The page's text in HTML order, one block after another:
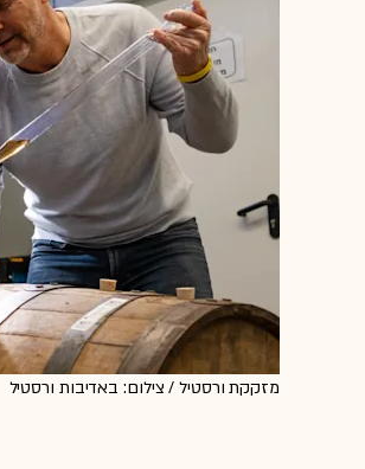
מזקקת ורסטיל / צילום: באדיבות ורסטיל